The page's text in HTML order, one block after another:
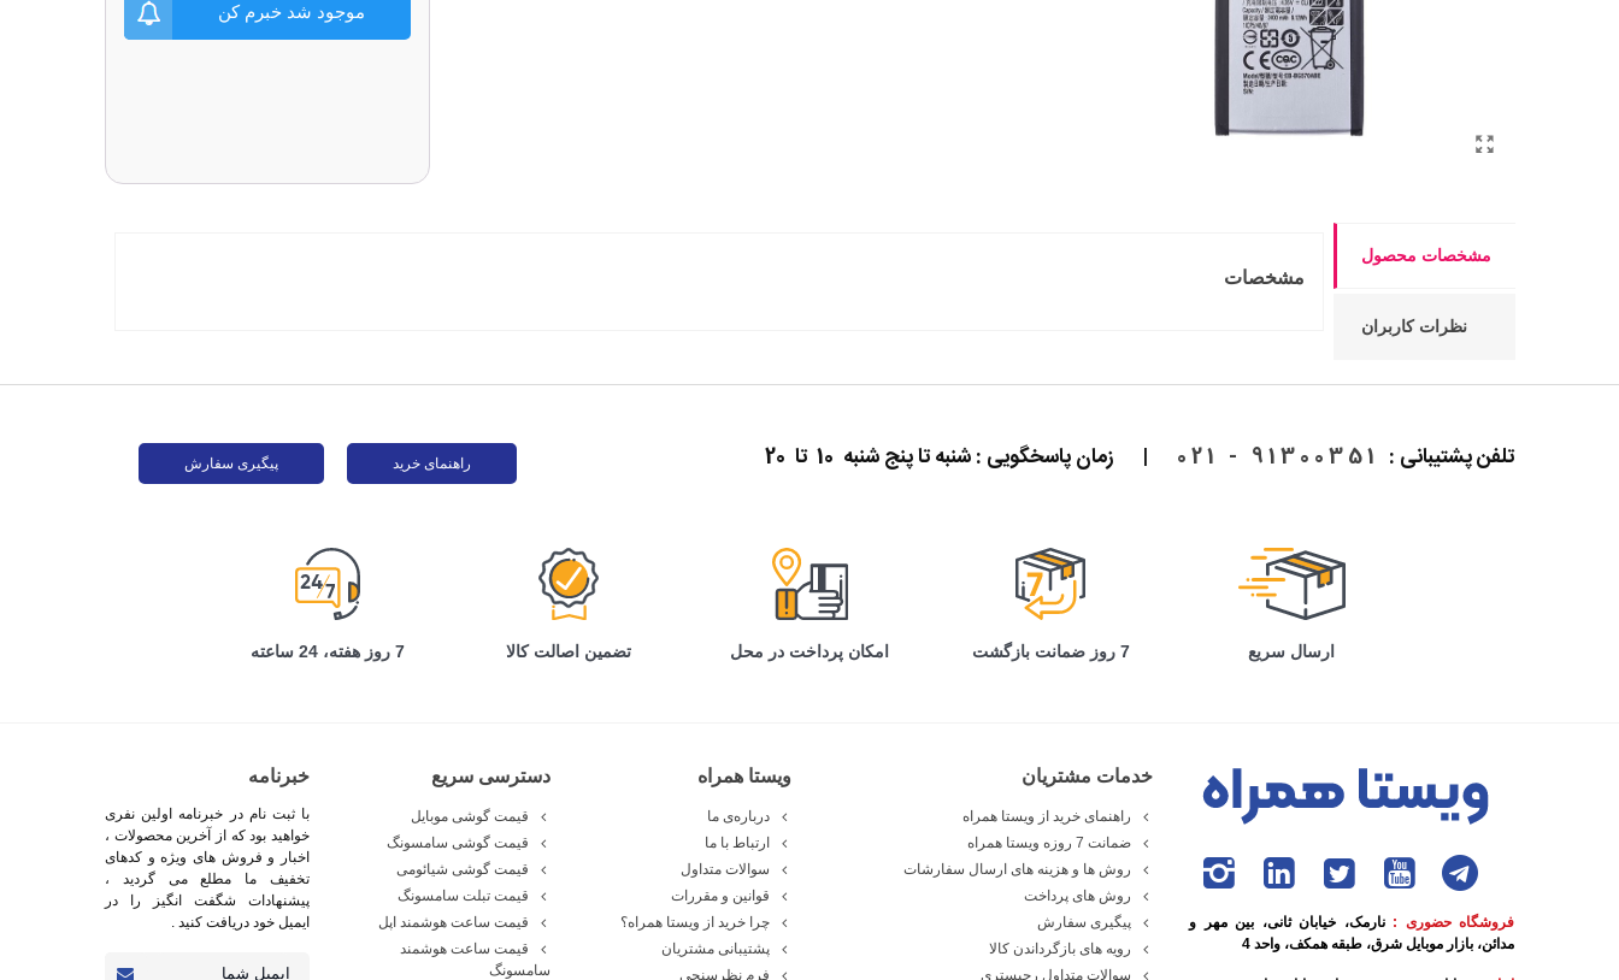
موجود شد خبرم کن
مشخصات محصول
نظرات کاربران
مشخصات
تلفن پشتیبانی : 91300351 - 021
| زمان پاسخگویی : شنبه تا پنج شنبه 10 تا 20 راهنمای خرید پیگیری سفارش
ارسال سریع 7 روز ضمانت بازگشت امکان پرداخت در محل تضمین اصالت کالا 7 روز هفته، 24 ساعته
فروشگاه حضوری : نارمک، خیابان ثانی، بین مهر و
مدائن، بازار موبایل شرق، طبقه همکف، واحد 4
خدمات مشتریان
راهنمای خرید از ویستا همراه
ضمانت 7 روزه ویستا همراه
روش ها و هزینه های ارسال سفارشات
روش های پرداخت
پیگیری سفارش
رویه های بازگرداندن کالا
سوالات متداول رجیستری
ویستا همراه
درباره‌ی ما
ارتباط با ما
سوالات متداول
قوانین و مقررات
چرا خرید از ویستا همراه؟
پشتیبانی مشتریان
فرم نظرسنجی
دسترسی سریع
قیمت گوشی موبایل
قیمت گوشی سامسونگ
قیمت گوشی شیائومی
قیمت تبلت سامسونگ
قیمت ساعت هوشمند اپل
قیمت ساعت هوشمند
سامسونگ
خبرنامه
با ثبت نام در خبرنامه اولین نفری
خواهید بود که از آخرین محصولات ،
اخبار و فروش های ویژه و کدهای
تخفیف ما مطلع می گردید ،
پیشنهادات شگفت انگیز را در
ایمیل خود دریافت کنید .